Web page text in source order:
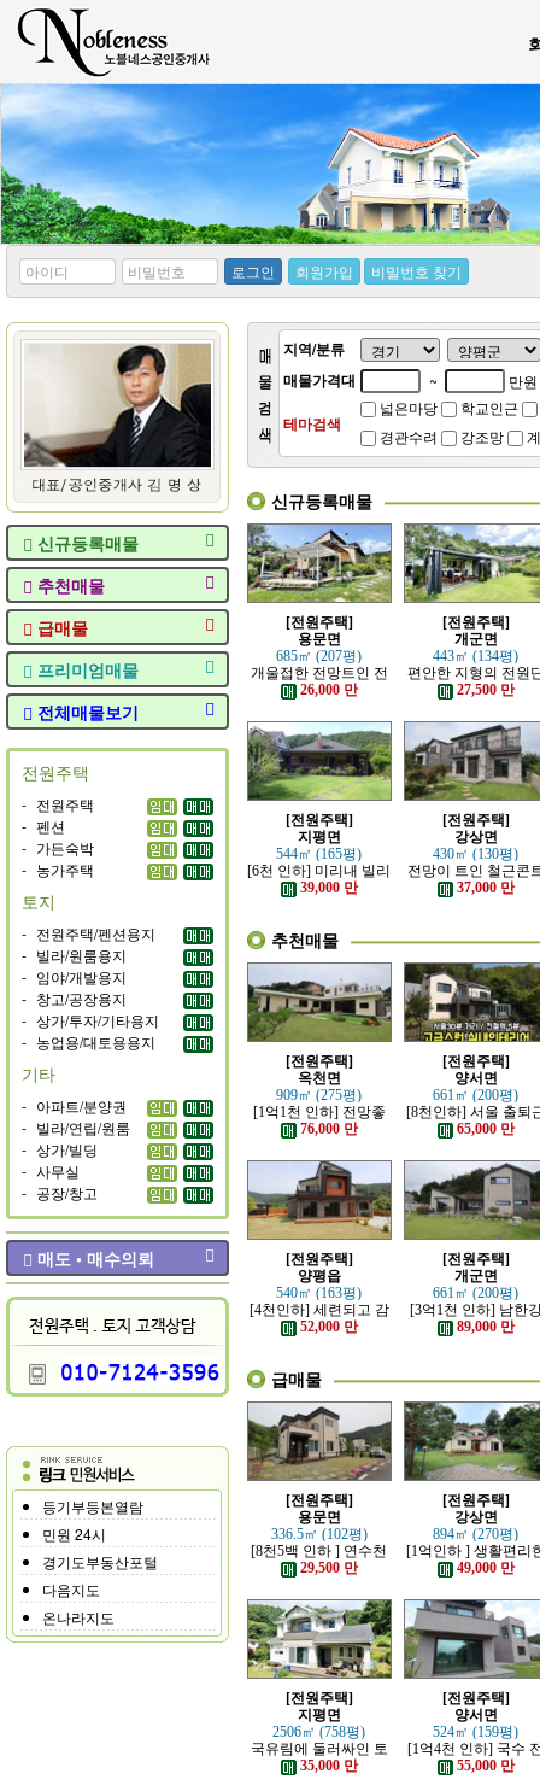
*
아
디
*
비
번
호
로그인 회원가입 비밀번호 찾기
신규등록매물
추천매물
급매물
프리미엄매물
전체매물보기
전원주택
- 전원주택
- 펜션
- 가든숙박
- 농가주택
토지
- 전원주택/펜션용지
- 빌라/원룸용지
- 임야/개발용지
- 창고/공장용지
- 상가/투자/기타용지
- 농업용/대토용용지
기타
- 아파트/분양권
- 빌라/연립/원룸
- 상가/빌딩
- 사무실
- 공장/창고
매도 • 매수의뢰
등기부등본열람
민원 24시
경기도부동산포털
다음지도
온나라지도
지역/분류
매물가격대
~ 만원
테마검색
넓은마당 학교인근
경관수려
강조망
신규등록매물
[전원주택]
용문면
685㎡ (207평)
개울접한 전망트인 전
원주택
26,000 만
[전원주택]
개군면
443㎡ (134평)
편안한 지형의 전원
지 내의 주택
27,500 만
[전원주택]
지평면
544㎡ (165평)
[6천 인하] 미리내 빌리
지에 위치한 전원주택
39,000 만
[전원주택]
강상면
430㎡ (130평)
전망이 트인 철근콘
리트 신축 주택
37,000 만
추천매물
[전원주택]
옥천면
909㎡ (275평)
[1억1천 인하] 전망좋
고 력셔리한 단층 철콘
전원주택
76,000 만
[전원주택]
양서면
661㎡ (200평)
[8천인하] 서울 출퇴
가능한 잘 지은 고급
65,000 만
[전원주택]
양평읍
540㎡ (163평)
[4천인하] 세련되고 감
각적인 모던한 전원주
52,000 만
[전원주택]
개군면
661㎡ (200평)
[3억1천 인하] 남한
조망 좋은 모던한 고
전원주택
89,000 만
급매물
[전원주택]
용문면
336.5㎡ (102평)
[8천5백 인하 ] 연수천
가까운 튼튼하게 잘지
은 전원주택
29,500 만
[전원주택]
강상면
894㎡ (270평)
[1억인하 ] 생활편리
정남향의 관리 잘된
49,000 만
[전원주택]
지평면
2506㎡ (758평)
국유림에 둘러싸인 토
지 넓은 전원주택
35,000 만
[전원주택]
양서면
524㎡ (159평)
[1억4천 인하] 국수
철역 인근 제대로 잘
은 신축 전원주택
55,000 만